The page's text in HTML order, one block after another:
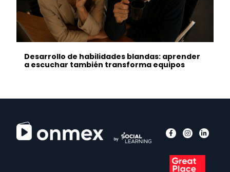
Desarrollo de habilidades blandas: aprender
a escuchar también transforma equipos